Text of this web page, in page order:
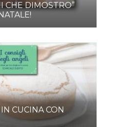
CHE DIMOSTRO”
CUCINA CON